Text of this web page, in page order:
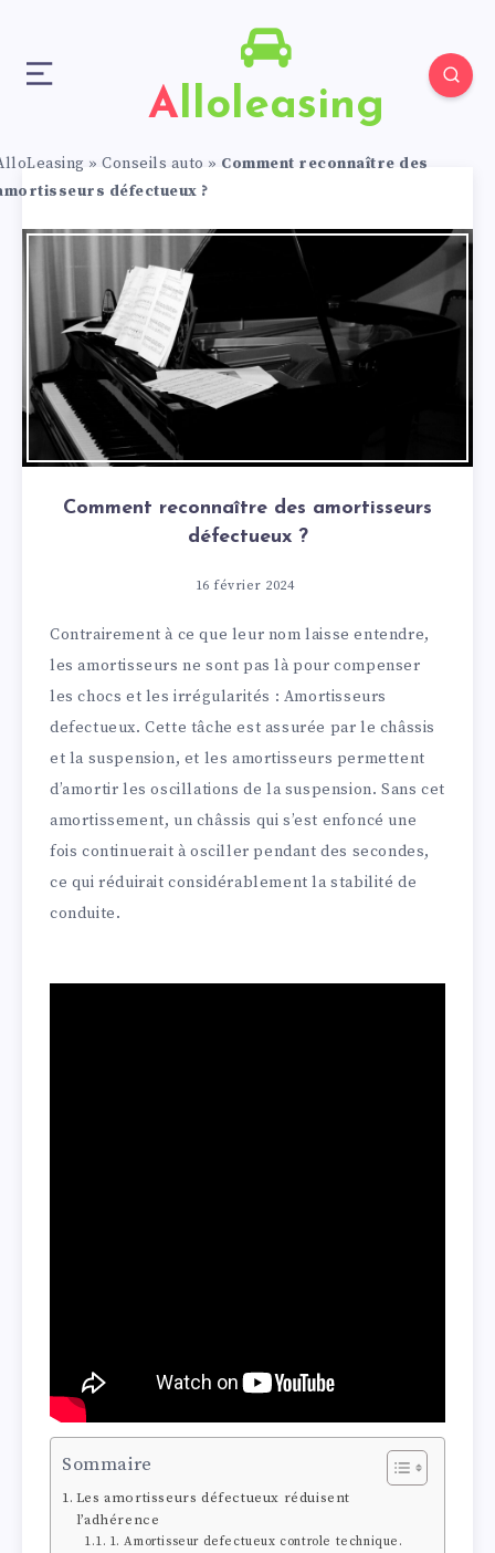
Alloleasing
» Conseils auto » Comment reconnaître des
défectueux ?
Comment reconnaître des amortisseurs
défectueux ?
16 février 2024
Contrairement à ce que leur nom laisse entendre,
les amortisseurs ne sont pas là pour compenser
les chocs et les irrégularités : Amortisseurs
defectueux. Cette tâche est assurée par le châssis
et la suspension, et les amortisseurs permettent
d’amortir les oscillations de la suspension. Sans cet
amortissement, un châssis qui s’est enfoncé une
fois continuerait à osciller pendant des secondes,
ce qui réduirait considérablement la stabilité de
conduite.
Sommaire
Les amortisseurs défectueux réduisent
l’adhérence
1. Amortisseur defectueux controle technique.